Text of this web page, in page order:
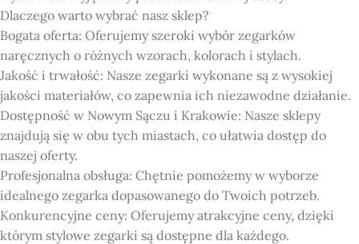
Dlaczego warto wybrać nasz sklep?
Bogata oferta: Oferujemy szeroki wybór zegarków
naręcznych o różnych wzorach, kolorach i stylach.
Jakość i trwałość: Nasze zegarki wykonane są z wysokiej
jakości materiałów, co zapewnia ich niezawodne działanie.
Dostępność w Nowym Sączu i Krakowie: Nasze sklepy
znajdują się w obu tych miastach, co ułatwia dostęp do
naszej oferty.
Profesjonalna obsługa: Chętnie pomożemy w wyborze
idealnego zegarka dopasowanego do Twoich potrzeb.
Konkurencyjne ceny: Oferujemy atrakcyjne ceny, dzięki
którym stylowe zegarki są dostępne dla każdego.